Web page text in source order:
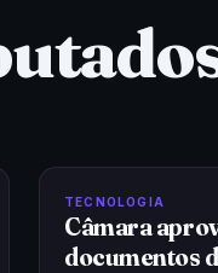
TECNOLOGIA
Câmara
documentos